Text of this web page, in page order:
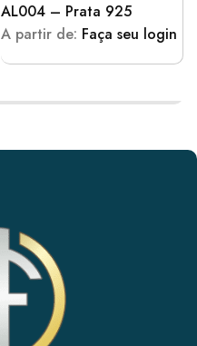
AL004 – Prata 925
A partir de: Faça seu login